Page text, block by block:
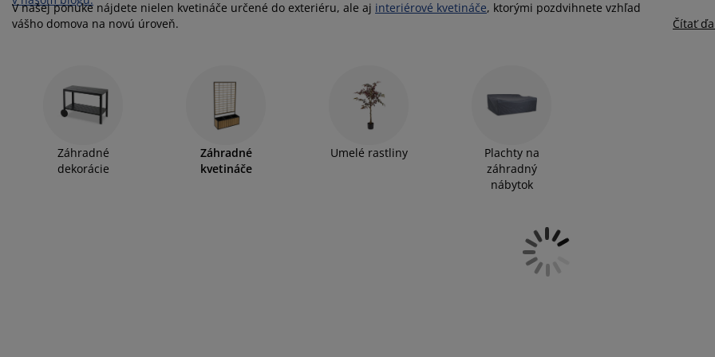
do spálne
rámy
matrace
postele
nábytku
osvetlenie
V našej ponuke nájdete nielen kvetináče určené do exteriéru, ale aj interiérové kvetináče, ktorými pozdvihnete vzhľad
vášho domova na novú úroveň.
Čítať
Záhradné
dekorácie
Záhradné
kvetináče
Umelé rastliny
Plachty na
záhradný
nábytok